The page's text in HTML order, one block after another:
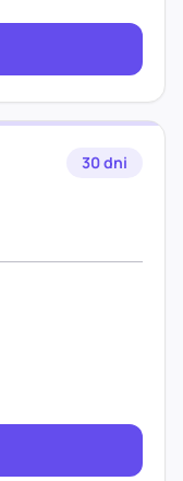
30 dni